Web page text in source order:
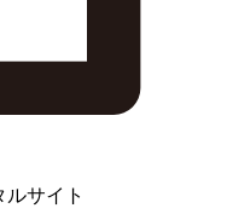
サイト